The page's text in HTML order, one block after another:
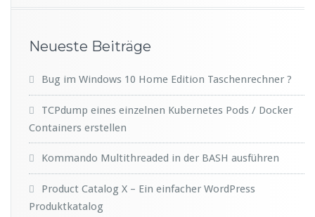
Neueste Beiträge
Bug im Windows 10 Home Edition Taschenrechner ?
TCPdump eines einzelnen Kubernetes Pods / Docker
Containers erstellen
Kommando Multithreaded in der BASH ausführen
Product Catalog X – Ein einfacher WordPress
Produktkatalog